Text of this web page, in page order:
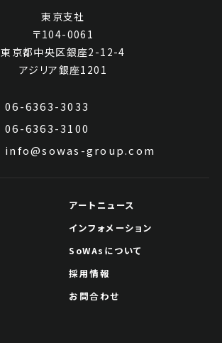
東京支社
〒104-0061
東京都中央区銀座2-12-4
アジリア銀座1201
06-6363-3033
06-6363-3100
info@sowas-group.com
アートニュース
インフォメーション
SoWAsについて
採用情報
お問合わせ